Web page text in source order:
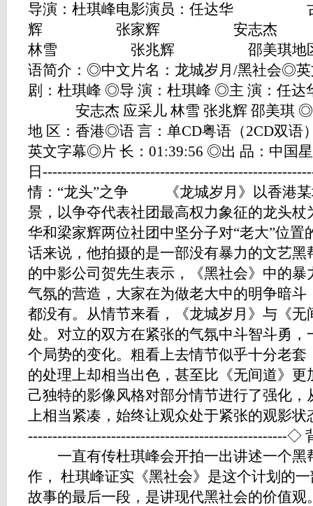
导演：杜琪峰电影演员：任
辉 张家辉 安志
林雪 张兆辉 邵美琪地区：香
语简介：◎中文片名：龙城岁月/黑社会◎
剧：杜琪峰 ◎导 演：杜琪峰 ◎主 演：任达
安志杰 应采儿 林雪 张兆辉 邵美琪 ◎
地 区：香港◎语 言：单CD粤语（2CD双语
英文字幕◎片 长：01:39:56 ◎出 品：中国
日
情：“龙头”之争 《龙城岁月》以香港某
景，以争夺代表社团最高权力象征的龙头
华和梁家辉两位社团中坚分子对“老大”位置
话来说，他拍摄的是一部没有暴力的文艺
的中影公司贺先生表示，《黑社会》中的
气氛的营造，大家在为做老大中的明争暗
都没有。从情节来看，《龙城岁月》与《
处。对立的双方在紧张的气氛中斗智斗勇
个局势的变化。粗看上去情节似乎十分老
的处理上却相当出色，甚至比《无间道》
己独特的影像风格对部分情节进行了强化
上相当紧凑，始终让观众处于紧张的观影
-----------------------------------------------------◇
一直有传杜琪峰会开拍一出讲述一个黑
作， 杜琪峰证实《黑社会》是这个计划的
故事的最后一段，是讲现代黑社会的价值观